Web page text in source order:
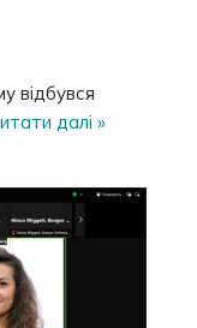
відбувся
далі »